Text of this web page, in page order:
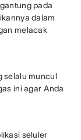
pada
dalam
melacak
selalu muncul
ini agar Anda
seluler